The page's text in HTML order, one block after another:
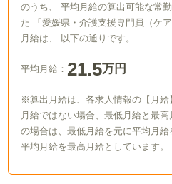
のうち、 平均月給の算出可能な常
た 「愛媛県・介護支援専門員（ケ
月給は、 以下の通りです。
平均月給： 21.5万円
※算出月給は、各求人情報の【月給
月給ではない場合、最低月給と最
の場合は、最低月給を元に平均月
平均月給を最高月給としています。